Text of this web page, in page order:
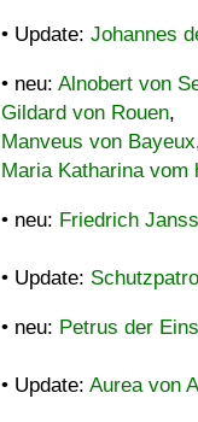
• Update: Johannes
• neu: Alnobert von
Gildard von Rouen,
Manveus von Bayeux
Maria Katharina vom
• neu: Friedrich
• Update:
• neu: Petrus der
• Update: Aurea von